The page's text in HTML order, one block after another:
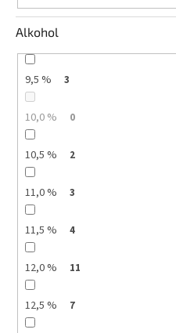
Alkohol
9,5 % 3
10,0 % 0
10,5 % 2
11,0 % 3
11,5 % 4
12,0 % 11
12,5 % 7